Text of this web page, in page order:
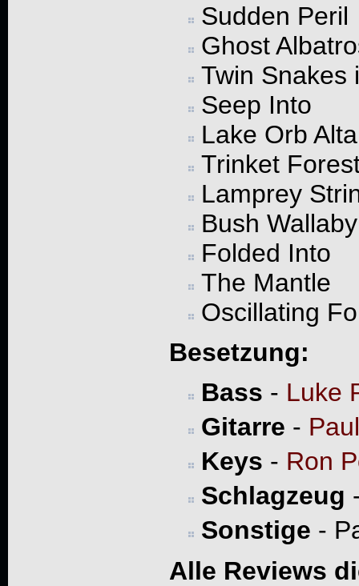
Sudden Peril
Ghost
Twin Snakes
Seep Into
Lake Orb
Trinket
Lamprey
Bush Wallaby
Folded Into
The Mantle
Oscillating
Besetzung:
Bass - Luke
Gitarre -
Keys - Ron
Schlagzeug
Sonstige -
Alle Reviews